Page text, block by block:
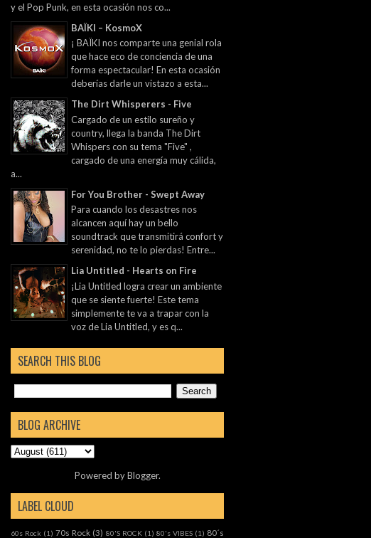
y el Pop Punk, en esta ocasión nos co...
BAÏKI – KosmoX
¡ BAÏKI nos comparte una genial rola
que hace eco de conciencia de una
forma espectacular! En esta ocasión
deberías darle un vistazo a esta...
The Dirt Whisperers - Five
Cargado de un estilo sureño y
country, llega la banda The Dirt
Whispers con su tema "Five" ,
cargado de una energía muy cálida,
a...
For You Brother - Swept Away
Para cuando los desastres nos
alcancen aquí hay un bello
soundtrack que transmitirá confort y
serenidad, no te lo pierdas! Entre...
Lia Untitled - Hearts on Fire
¡Lia Untitled logra crear un ambiente
que se siente fuerte! Este tema
simplemente te va a trapar con la
voz de Lia Untitled, y es q...
SEARCH THIS BLOG
BLOG ARCHIVE
Powered byBlogger.
LABEL CLOUD
60s Rock (1) 70s Rock (3) 80'S ROCK (1) 80's VIBES (1) 80´s